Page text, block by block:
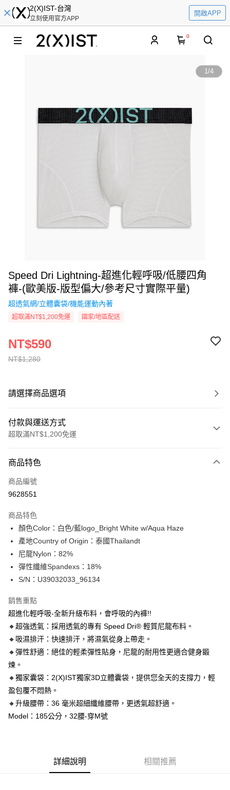
2(X)IST-台灣
立刻使用官方APP
開啟APP
0
1/4
Speed Dri Lightning-超進化輕呼吸/低腰四角
褲-(歐美版-版型偏大/參考尺寸實際平量)
超透氣網/立體囊袋/機能運動內著
超取滿NT$1,200免運 國家/地區配送
NT$1,280
NT$590
請選擇商品選項
付款與運送方式
超取滿NT$1,200免運
信用卡一次付款
信用卡分期付款
合作金庫商業銀行
華南商業銀行
彰化商業銀行
上海商業儲蓄銀行
台北富邦商業銀行
國泰世華商業銀行
臺灣中小企業銀行
元大商業銀行
台新國際商業銀行
中國信託商業銀行
台灣樂天信用卡公司
超商取貨付款
LINE Pay
Apple Pay
街口支付
悠遊付
全盈+PAY
AFTEE先享後付
相關說明
【關於「AFTEE先享後付」】
便利好安心！
１．簡單：不需註冊會員、不需綁卡、不需儲值。
２．便利：只要手機號碼，簡訊認證，即可結帳。
３．安心：先確認商品／服務後，再付款。
３．收到繳費通知簡訊後14天內，點擊此簡訊中的連結，可透過四大超商／
ATM／網路銀行／等多元方式進行付款，方視為交易完成。
ATM付款
運送方式
全家取貨付款
每筆NT$80，滿NT$1,200(含以上)免運費
商品特色
商品編號
9628551
商品特色
顏色Color：白色/藍logo_Bright White w/Aqua Haze
產地Country of Origin：泰國Thailandt
尼龍Nylon：82%
彈性纖維Spandexs：18%
S/N：U39032033_96134
銷售重點
超進化輕呼吸-全新升級布料，會呼吸的內褲!!
🔸超強透氣：採用透氣的專有 Speed Dri® 輕質尼龍布料。
🔸吸濕排汗：快速排汗，將濕氣從身上帶走。
🔸彈性舒適：絕佳的輕柔彈性貼身，尼龍的耐用性更適合健身鍛
煉。
🔸獨家囊袋：2(X)IST獨家3D立體囊袋，提供您全天的支撐力，輕
盈包覆不悶熱。
🔸升級腰帶：36 毫米超細纖維腰帶，更透氣超舒適。
Model：185公分，32腰-穿M號
詳細說明 相關推薦